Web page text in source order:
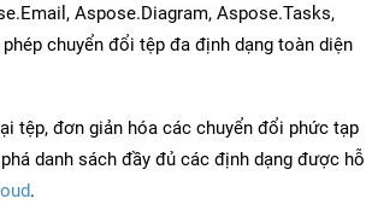
Aspose.Diagram, Aspose.Tasks,
chuyển đổi tệp đa định dạng toàn diện
tệp, đơn giản hóa các chuyển đổi phức tạp
danh sách đầy đủ các định dạng được hỗ
.